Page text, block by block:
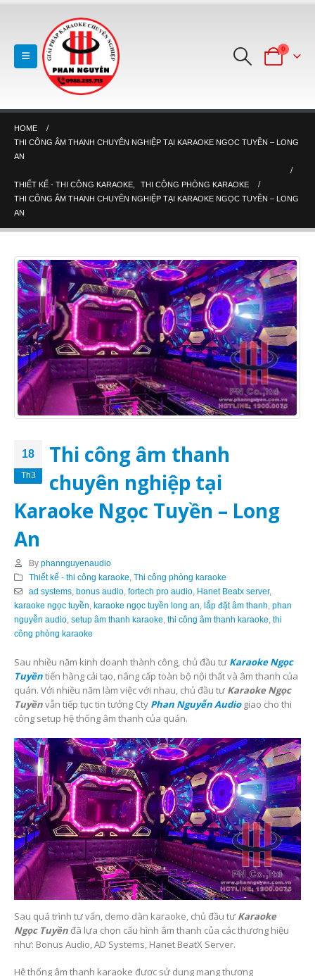
0
HOME
THI CÔNG ÂM THANH CHUYÊN NGHIỆP TẠI KARAOKE NGỌC TUYỀN – LONG
AN
THIẾT KẾ - THI CÔNG KARAOKE
THI CÔNG PHÒNG KARAOKE
THI CÔNG ÂM THANH CHUYÊN NGHIỆP TẠI KARAOKE NGỌC TUYỀN – LONG
AN
18
Th3
Thi công âm thanh
chuyên nghiệp tại
Karaoke Ngọc Tuyền – Long
An
By phannguyenaudio
Thiết kế - thi công karaoke Thi công phòng karaoke
ad systems, bonus audio, fortech pro audio, Hanet Beatx server,
karaoke ngọc tuyền karaoke ngọc tuyền long an lắp đặt âm thanh phan
nguyễn audio setup âm thanh karaoke thi công âm thanh karaoke thi
công phòng karaoke
Sau nhiều năm kinh doanh thành công, chủ đầu tư Karaoke Ngọc
Tuyềntiến hàng cải tạo, nâng cấp toàn bộ nội thất và âm thanh của
quán. Với nhiều năm làm việc với nhau, chủ đầu tư Karaoke Ngọc
Tuyềnvẫn tiếp tục tin tưởng Cty Phan Nguyễn Audiogiao cho thi
công setup hệ thống âm thanh của quán.
Sau quá trình tư vấn, demo dàn karaoke, chủ đầu tư Karaoke
Ngọc Tuyềnđã lựa chọn cấu hình âm thanh của các thương hiệu
như: Bonus Audio, AD Systems, Hanet BeatX Server.
Hệ thống âm thanh karaoke được sử dụng mang thương